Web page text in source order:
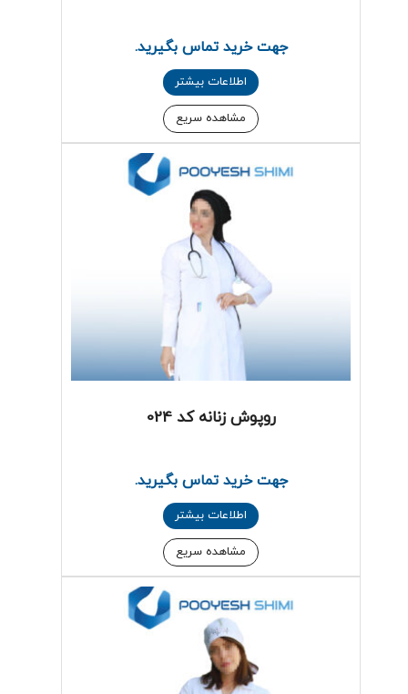
جهت خرید تماس بگیرید.
اطلاعات بیشتر
مشاهده سریع
روپوش زنانه کد 024
جهت خرید تماس بگیرید.
اطلاعات بیشتر
مشاهده سریع